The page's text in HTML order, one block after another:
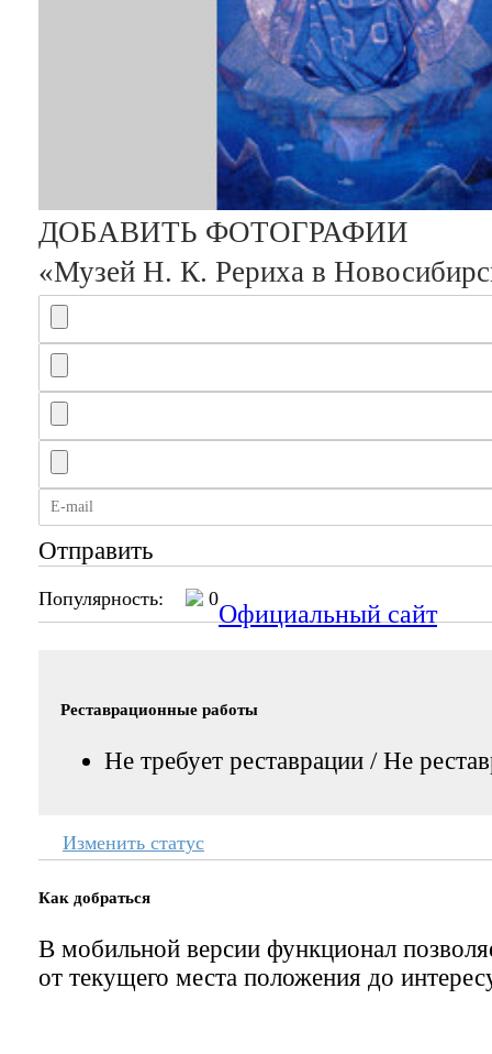
ДОБАВИТЬ ФОТОГРАФИИ
«Музей Н. К. Рериха в
Отправить
Популярность: 0
Официальный сайт
Реставрационные работы
Не требует реставрации / Не
Изменить статус
Как добраться
В мобильной версии функционал
от текущего места положения до